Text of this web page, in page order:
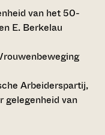
van het 50-
E. Berkelau
Arbeiderspartij,
gelegenheid van